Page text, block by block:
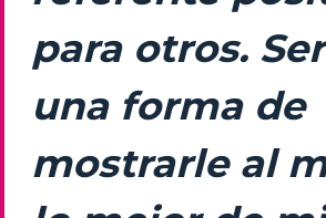
para otros.
una forma de
mostrarle al